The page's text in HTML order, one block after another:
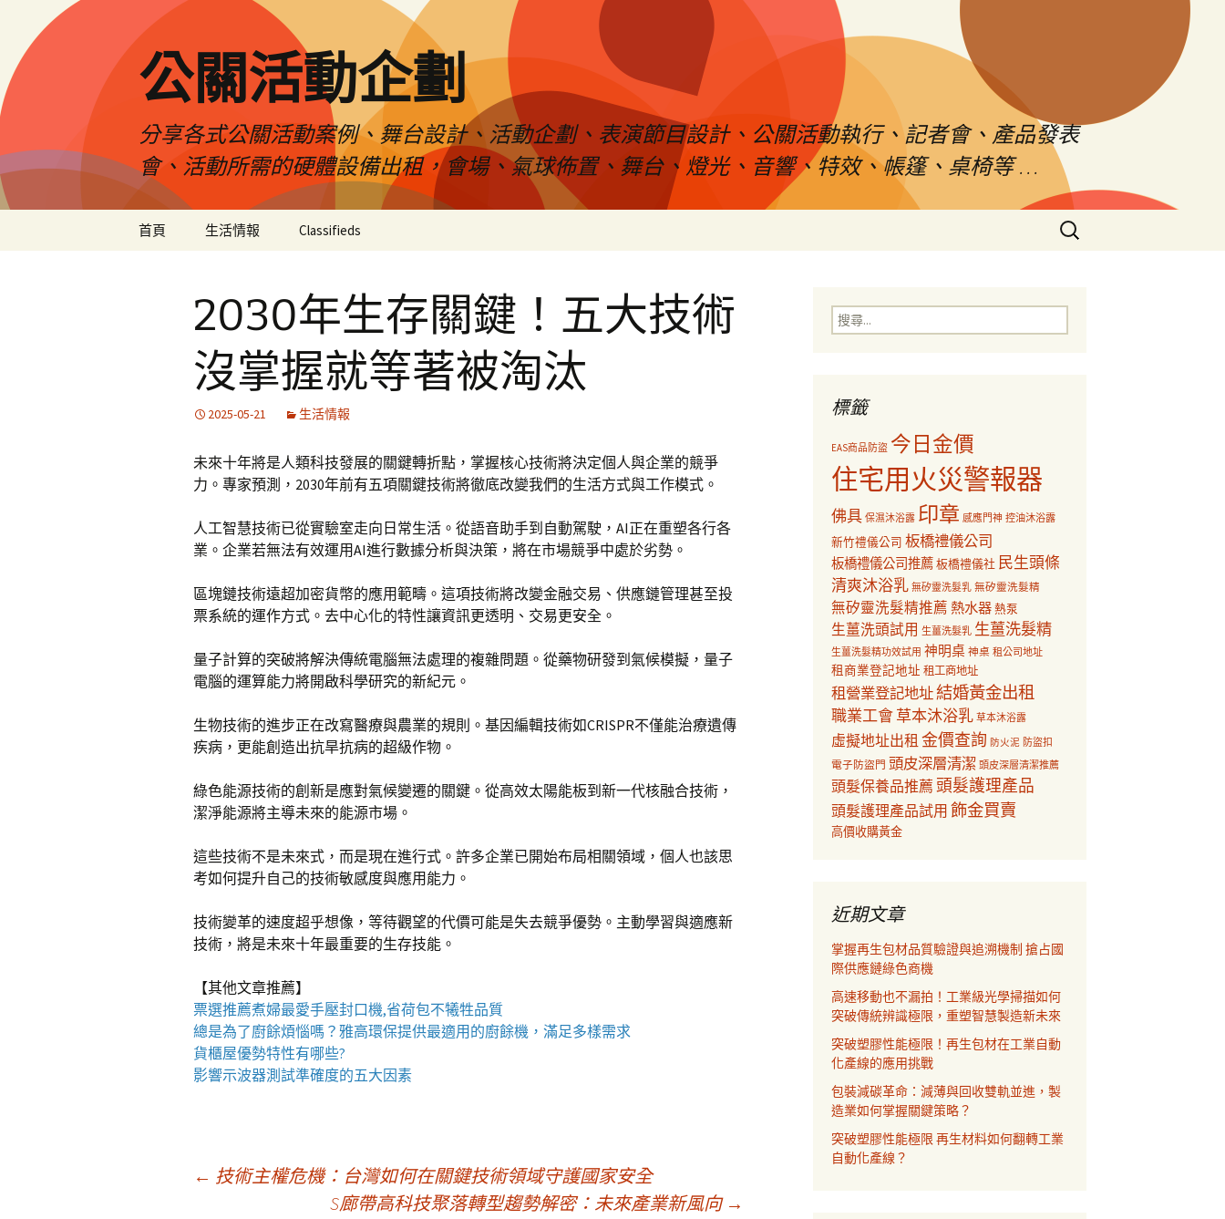
公關活動企劃
分享各式公關活動案例、舞台設計、活動企劃、表演節目設計、公關活動執行、記者會、產品發表
會、活動所需的硬體設備出租，會場、氣球佈置、舞台、燈光、音響、特效、帳篷、桌椅等 …
首頁 生活情報 Classifieds
搜
尋
字:
2030年生存關鍵！五大技術
沒掌握就等著被淘汰
2025-05-21 生活情報
未來十年將是人類科技發展的關鍵轉折點，掌握核心技術將決定個人與企業的競爭
力。專家預測，2030年前有五項關鍵技術將徹底改變我們的生活方式與工作模式。
人工智慧技術已從實驗室走向日常生活。從語音助手到自動駕駛，AI正在重塑各行各
業。企業若無法有效運用AI進行數據分析與決策，將在市場競爭中處於劣勢。
區塊鏈技術遠超加密貨幣的應用範疇。這項技術將改變金融交易、供應鏈管理甚至投
票系統的運作方式。去中心化的特性讓資訊更透明、交易更安全。
量子計算的突破將解決傳統電腦無法處理的複雜問題。從藥物研發到氣候模擬，量子
電腦的運算能力將開啟科學研究的新紀元。
生物技術的進步正在改寫醫療與農業的規則。基因編輯技術如CRISPR不僅能治療遺傳
疾病，更能創造出抗旱抗病的超級作物。
綠色能源技術的創新是應對氣候變遷的關鍵。從高效太陽能板到新一代核融合技術，
潔淨能源將主導未來的能源市場。
這些技術不是未來式，而是現在進行式。許多企業已開始布局相關領域，個人也該思
考如何提升自己的技術敏感度與應用能力。
技術變革的速度超乎想像，等待觀望的代價可能是失去競爭優勢。主動學習與適應新
技術，將是未來十年最重要的生存技能。
【其他文章推薦】
票選推薦煮婦最愛手壓封口機,省荷包不犧牲品質
總是為了廚餘煩惱嗎？雅高環保提供最適用的廚餘機 ，滿足多樣需求
貨櫃屋優勢特性有哪些?
影響示波器測試準確度的五大因素
← 技術主權危機：台灣如何在關鍵技術領域守護國家安全
S廊帶高科技聚落轉型趨勢解密：未來產業新風向 →
搜
尋
標籤
EAS商品防盜 今日金價
住宅用火災警報器
佛具 保濕沐浴露 印章 感應門神 控油沐浴露
新竹禮儀公司 板橋禮儀公司
板橋禮儀公司推薦板橋禮儀社 民生頭條
清爽沐浴乳 無矽靈洗髮乳 無矽靈洗髮精
無矽靈洗髮精推薦 熱水器 熱泵
生薑洗頭試用 生薑洗髮乳 生薑洗髮精
生薑洗髮精功效試用 神明桌 神桌 租公司地址
租商業登記地址 租工商地址
租營業登記地址結婚黃金出租
職業工會草本沐浴乳 草本沐浴露
虛擬地址出租 金價查詢 防火泥 防盜扣
電子防盜門 頭皮深層清潔 頭皮深層清潔推薦
頭髮保養品推薦 頭髮護理產品
頭髮護理產品試用 飾金買賣
高價收購黃金
近期文章
掌握再生包材品質驗證與追溯機制 搶占國
際供應鏈綠色商機
高速移動也不漏拍！工業級光學掃描如何
突破傳統辨識極限，重塑智慧製造新未來
突破塑膠性能極限！再生包材在工業自動
化產線的應用挑戰
包裝減碳革命：減薄與回收雙軌並進，製
造業如何掌握關鍵策略？
突破塑膠性能極限 再生材料如何翻轉工業
自動化產線？